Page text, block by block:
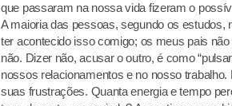
que passaram na nossa vida fizeram o
A maioria das pessoas, segundo os estudos,
ter acontecido isso comigo; os meus pais
não. Dizer não, acusar o outro, é como
nossos relacionamentos e no nosso
suas frustrações. Quanta energia e tempo